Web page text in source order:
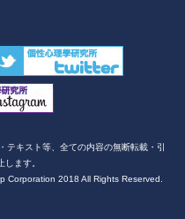
キスト等、全ての内容の無断転載・引
します。
Corporation 2018 All Rights Reserved.